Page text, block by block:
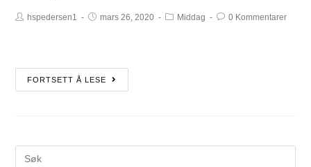
hspedersen1 mars 26, 2020 Middag 0 Kommentarer
FORTSETT Å LESE